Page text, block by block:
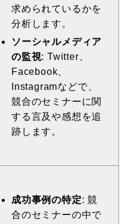
求められているかを
分析します。
ソーシャルメディア
の監視: Twitter、
Facebook、
Instagramなどで、
競合のセミナーに関
する言及や感想を追
跡します。
成功事例の特定: 競
合のセミナーの中で